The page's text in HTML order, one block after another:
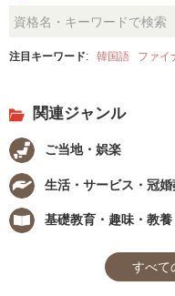
注目キーワード: 韓国語 ファイ
関連ジャンル
ご当地・娯楽
生活・サービス・冠婚
基礎教育・趣味・教養
すべて